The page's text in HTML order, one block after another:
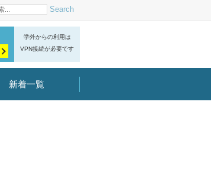
Search
学外からの利用は
VPN接続が必要です
新着一覧